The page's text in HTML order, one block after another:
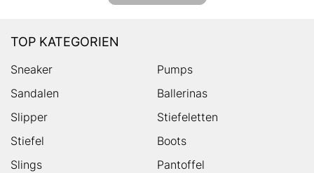
TOP KATEGORIEN
Sneaker
Pumps
Sandalen
Ballerinas
Slipper
Stiefeletten
Stiefel
Boots
Slings
Pantoffel